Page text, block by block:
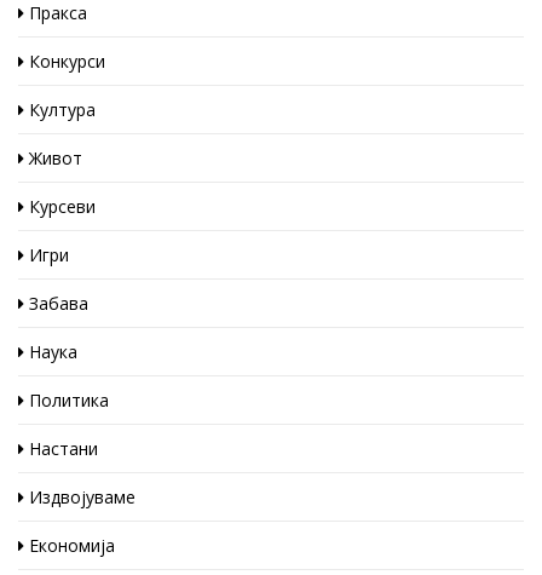
Пракса
Конкурси
Култура
Живот
Курсеви
Игри
Забава
Наука
Политика
Настани
Издвојуваме
Економија